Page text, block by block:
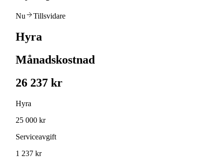
Nu Tillsvidare
Hyra
Månadskostnad
26 237 kr
Hyra
25 000 kr
Serviceavgift
1 237 kr